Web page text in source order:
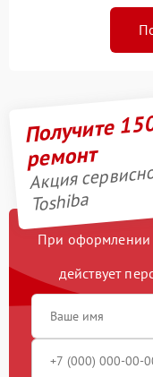
Получите
ремонт
Акция
Toshiba
При оформлении
действует